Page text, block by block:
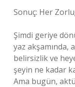
Sonuç: Her
Şimdi geriye
yaz
belirsizlik ve
şeyin ne kadar
Ama bugün,